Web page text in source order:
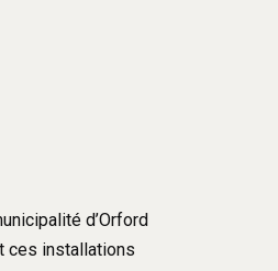
d’Orford
ces installations